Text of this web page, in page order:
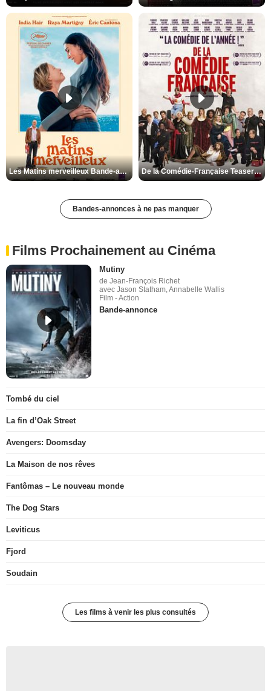
Les Matins merveilleux Bande-annonce VF De la Comédie-Française Teaser VF
Bandes-annonces à ne pas manquer
Films Prochainement au Cinéma
Mutiny
de Jean-François Richet
avec Jason Statham, Annabelle Wallis
Film - Action
Bande-annonce
Tombé du ciel
La fin d’Oak Street
Avengers: Doomsday
La Maison de nos rêves
Fantômas – Le nouveau monde
The Dog Stars
Leviticus
Fjord
Soudain
Les films à venir les plus consultés